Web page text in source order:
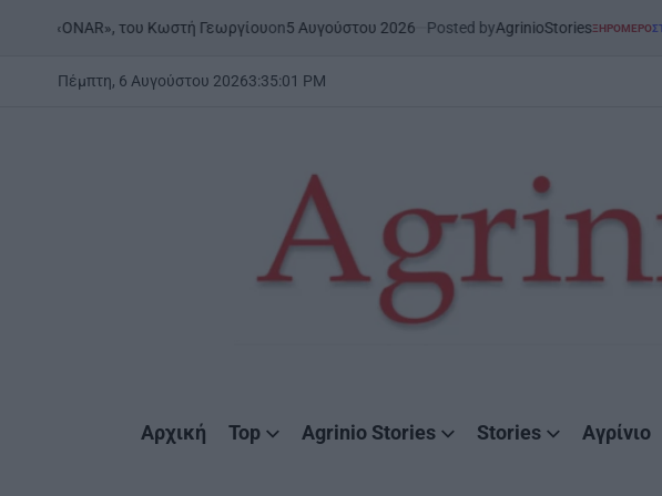
του Κωστή Γεωργίουon5 Αυγούστου 2026 Posted byAgrinioStoriesPOSTED
ΞΗΡΟΜΕΡΟΣΤΗΝ
Πέμπτη, 6 Αυγούστου 20263:35:02 PM
Αρχική Top Agrinio Stories Stories Αγρίνιο